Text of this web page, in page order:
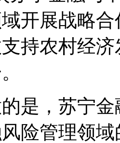
开展战略
持农村经
是，苏宁
险管理领